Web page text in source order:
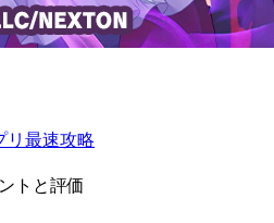
リ最速攻略
トと評価